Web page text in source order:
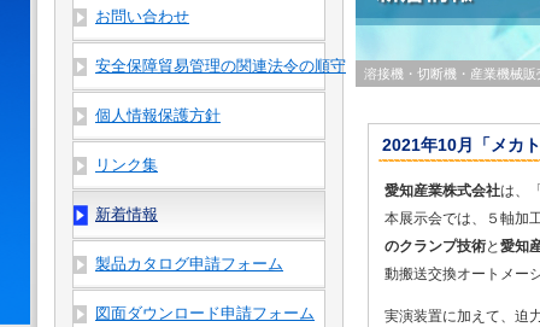
溶接機・切断機・産業機械
2021年10月「メカ
愛知産業株式会社は、
本展示会では、５軸加
のクランプ技術と 愛知
動搬送交換オートメー
実演装置に加えて、迫
お問い合わせ
安全保障貿易管理の関連法令の順守
個人情報保護方針
リンク集
新着情報
製品カタログ申請フォーム
図面ダウンロード申請フォーム